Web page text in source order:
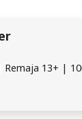
13+ |